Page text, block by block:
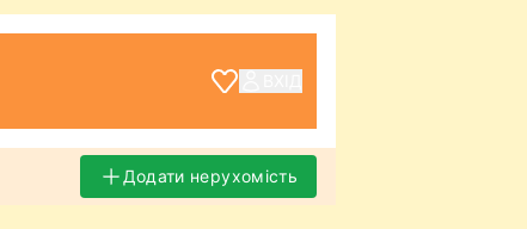
Додати нерухомість